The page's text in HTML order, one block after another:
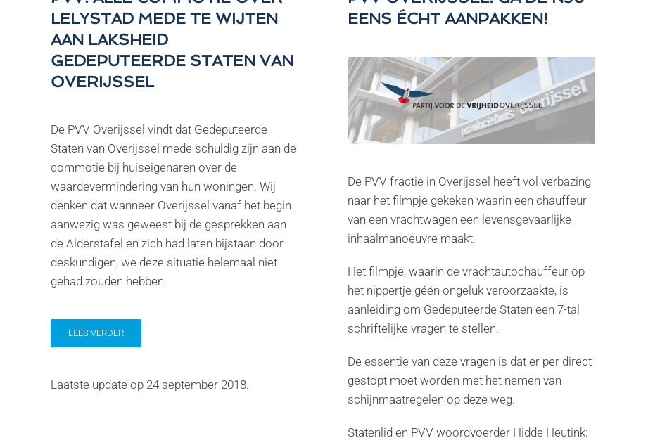
LELYSTAD MEDE TE WIJTEN
AAN LAKSHEID
GEDEPUTEERDE STATEN VAN
OVERIJSSEL
De PVV Overijssel vindt dat Gedeputeerde
Staten van Overijssel mede schuldig zijn aan de
commotie bij huiseigenaren over de
waardevermindering van hun woningen. Wij
denken dat wanneer Overijssel vanaf het begin
aanwezig was geweest bij de gesprekken aan
de Alderstafel en zich had laten bijstaan door
deskundigen, we deze situatie helemaal niet
gehad zouden hebben.
LEES VERDER
Laatste update op 24 september 2018.
EENS ÉCHT AANPAKKEN!
De PVV fractie in Overijssel heeft vol verbazing
naar het filmpje gekeken waarin een chauffeur
van een vrachtwagen een levensgevaarlijke
inhaalmanoeuvre maakt.
Het filmpje, waarin de vrachtautochauffeur op
het nippertje géén ongeluk veroorzaakte, is
aanleiding om Gedeputeerde Staten een 7-tal
schriftelijke vragen te stellen.
De essentie van deze vragen is dat er per direct
gestopt moet worden met het nemen van
schijnmaatregelen op deze weg.
Statenlid en PVV woordvoerder Hidde Heutink: